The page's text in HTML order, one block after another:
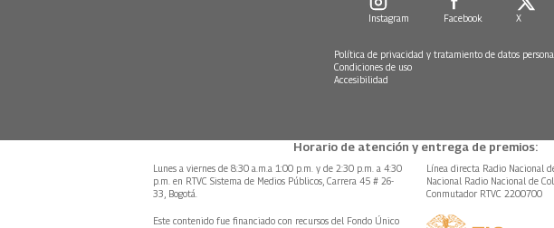
Instagram Facebook X
Política de privacidad y tratamiento de datos
Condiciones de uso
Accesibilidad
Horario de atención y entrega de premios:
Lunes a viernes de 8:30 a.m.a 1:00 p.m. y de 2:30 p.m. a 4:30
p.m. en RTVC Sistema de Medios Públicos, Carrera 45 # 26-
33, Bogotá.
Línea directa Radio Nacional
Nacional Radio Nacional de
Conmutador RTVC 2200700
Este contenido fue financiado con recursos del Fondo Único